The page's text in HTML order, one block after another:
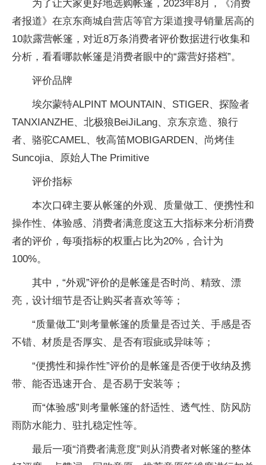
为了让大家更好地选购帐篷，2023年8月，《消费
者报道》在京东商城自营店等官方渠道搜寻销量居高的
10款露营帐篷，对近8万条消费者评价数据进行收集和
分析，看看哪款帐篷是消费者眼中的“露营好搭档”。
评价品牌
埃尔蒙特ALPINT MOUNTAIN、STIGER、探险者
TANXIANZHE、北极狼BeiJiLang、京东京造、狼行
者、骆驼CAMEL、牧高笛MOBIGARDEN、尚烤佳
Suncojia、原始人The Primitive
评价指标
本次口碑主要从帐篷的外观、质量做工、便携性和
操作性、体验感、消费者满意度这五大指标来分析消费
者的评价，每项指标的权重占比为20%，合计为
100%。
其中，“外观”评价的是帐篷是否时尚、精致、漂
亮，设计细节是否让购买者喜欢等等；
“质量做工”则考量帐篷的质量是否过关、手感是否
不错、材质是否厚实、是否有瑕疵或异味等；
“便携性和操作性”评价的是帐篷是否便于收纳及携
带、能否迅速开合、是否易于安装等；
而“体验感”则考量帐篷的舒适性、透气性、防风防
雨防水能力、驻扎稳定性等。
最后一项“消费者满意度”则从消费者对帐篷的整体